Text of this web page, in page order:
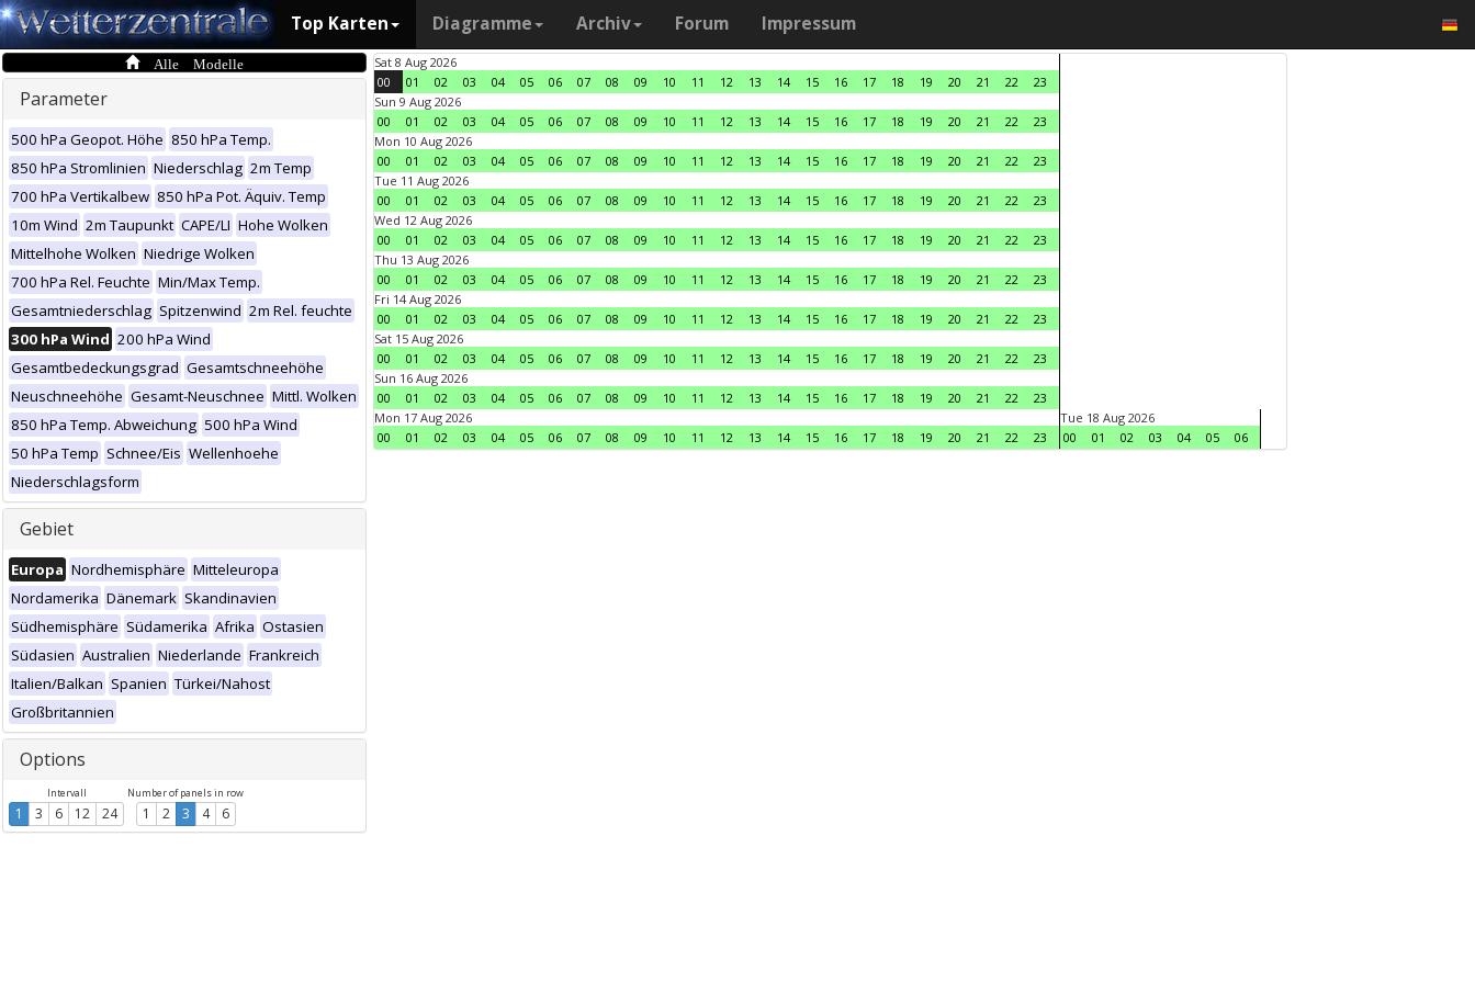
Top Karten Diagramme Archiv Forum Impressum
Alle Modelle
Parameter
500 hPa Geopot. Höhe 850 hPa Temp.
850 hPa Stromlinien Niederschlag 2m Temp
700 hPa Vertikalbew 850 hPa Pot. Äquiv. Temp
10m Wind 2m Taupunkt CAPE/LI Hohe Wolken
Mittelhohe Wolken Niedrige Wolken
700 hPa Rel. Feuchte Min/Max Temp.
Gesamtniederschlag Spitzenwind 2m Rel. feuchte
300 hPa Wind 200 hPa Wind
Gesamtbedeckungsgrad Gesamtschneehöhe
Neuschneehöhe Gesamt-Neuschnee Mittl. Wolken
850 hPa Temp. Abweichung 500 hPa Wind
50 hPa Temp Schnee/Eis Wellenhoehe
Niederschlagsform
Gebiet
Europa Nordhemisphäre Mitteleuropa
Nordamerika Dänemark Skandinavien
Südhemisphäre Südamerika Afrika Ostasien
Südasien Australien Niederlande Frankreich
Italien/Balkan Spanien Türkei/Nahost
Großbritannien
Options
Intervall
1 3 6 12 24
Number of panels in row
1 2 3 4 6
Sat 8 Aug 2026
00
01 02 03 04 05 06 07 08 09 10 11 12 13 14 15 16 17 18 19 20 21 22
23
Sun 9 Aug 2026
00
01 02 03 04 05 06 07 08 09 10 11 12 13 14 15 16 17 18 19 20 21 22
23
Mon 10 Aug 2026
00
01 02 03 04 05 06 07 08 09 10 11 12 13 14 15 16 17 18 19 20 21 22
23
Tue 11 Aug 2026
00
01 02 03 04 05 06 07 08 09 10 11 12 13 14 15 16 17 18 19 20 21 22
23
Wed 12 Aug 2026
00
01 02 03 04 05 06 07 08 09 10 11 12 13 14 15 16 17 18 19 20 21 22
23
Thu 13 Aug 2026
00
01 02 03 04 05 06 07 08 09 10 11 12 13 14 15 16 17 18 19 20 21 22
23
Fri 14 Aug 2026
00
01 02 03 04 05 06 07 08 09 10 11 12 13 14 15 16 17 18 19 20 21 22
23
Sat 15 Aug 2026
00
01 02 03 04 05 06 07 08 09 10 11 12 13 14 15 16 17 18 19 20 21 22
23
Sun 16 Aug 2026
00
01 02 03 04 05 06 07 08 09 10 11 12 13 14 15 16 17 18 19 20 21 22
23
Mon 17 Aug 2026
00
01 02 03 04 05 06 07 08 09 10 11 12 13 14 15 16 17 18 19 20 21 22 23
Tue 18 Aug 2026
00
01 02 03 04 05 06